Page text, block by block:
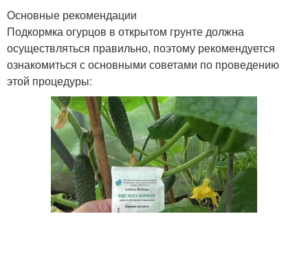
Основные рекомендации
Подкормка огурцов в открытом грунте должна
осуществляться правильно, поэтому рекомендуется
ознакомиться с основными советами по проведению
этой процедуры: